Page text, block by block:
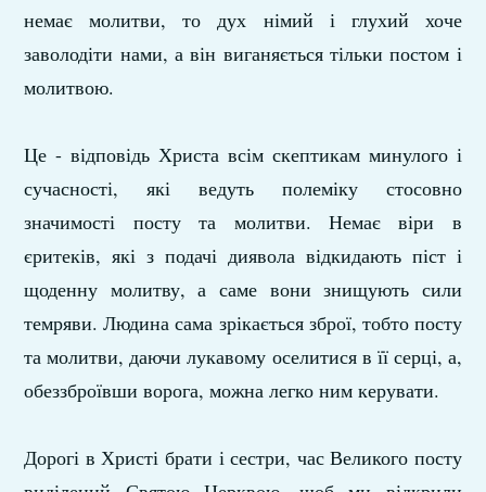
немає молитви, то дух німий і глухий хоче
заволодіти нами, а він виганяється тільки постом і
молитвою.
Це - відповідь Христа всім скептикам минулого і
сучасності, які ведуть полеміку стосовно
значимості посту та молитви. Немає віри в
єритеків, які з подачі диявола відкидають піст і
щоденну молитву, а саме вони знищують сили
темряви. Людина сама зрікається зброї, тобто посту
та молитви, даючи лукавому оселитися в її серці, а,
обеззброївши ворога, можна легко ним керувати.
Дорогі в Христі брати і сестри, час Великого посту